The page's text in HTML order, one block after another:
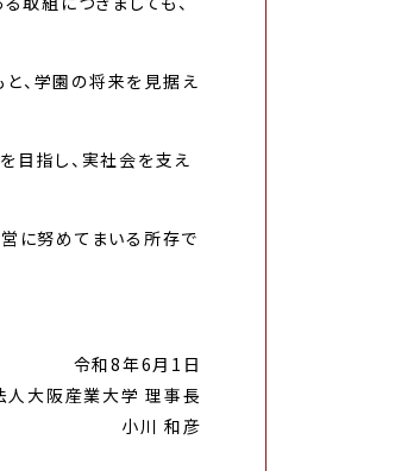
、学園の将来を見据え
目指し、実社会を支え
に努めてまいる所存で
令和8年6月1日
人大阪産業大学 理事長
小川 和彦